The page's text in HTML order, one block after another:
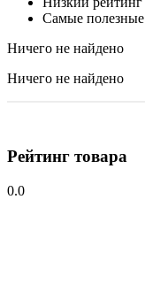
Самые полезные
Ничего не найдено
Ничего не найдено
Рейтинг товара
0.0